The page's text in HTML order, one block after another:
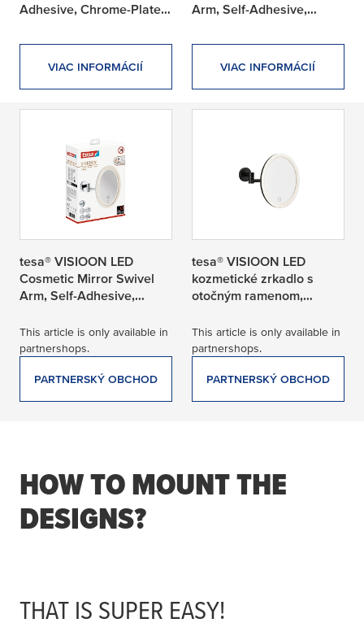
Adhesive, Chrome-Plated
VIAC INFORMÁCIÍ
Arm, Self-Adhesive,
Chromed Stainless Steel
VIAC INFORMÁCIÍ
tesa® VISIOON LED
Cosmetic Mirror Swivel
Arm, Self-Adhesive,
Chrome Colored Plastic
This article is only available in
partnershops.
PARTNERSKÝ OBCHOD
tesa® VISIOON LED
kozmetické zrkadlo s
otočným ramenom,
matným čiernym
práškovým nástrekom,
This article is only available in
partnershops.
PARTNERSKÝ OBCHOD
HOW TO MOUNT THE
DESIGNS?
THAT IS SUPER EASY!